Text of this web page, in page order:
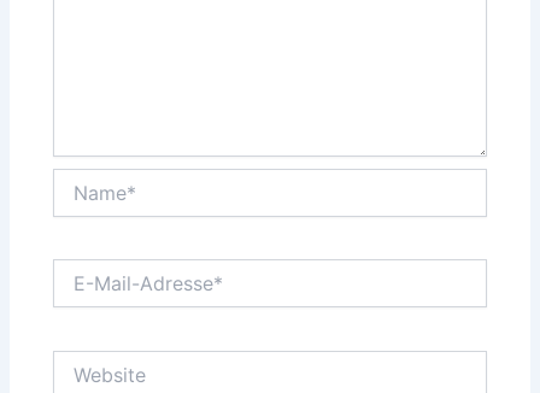
Mail-